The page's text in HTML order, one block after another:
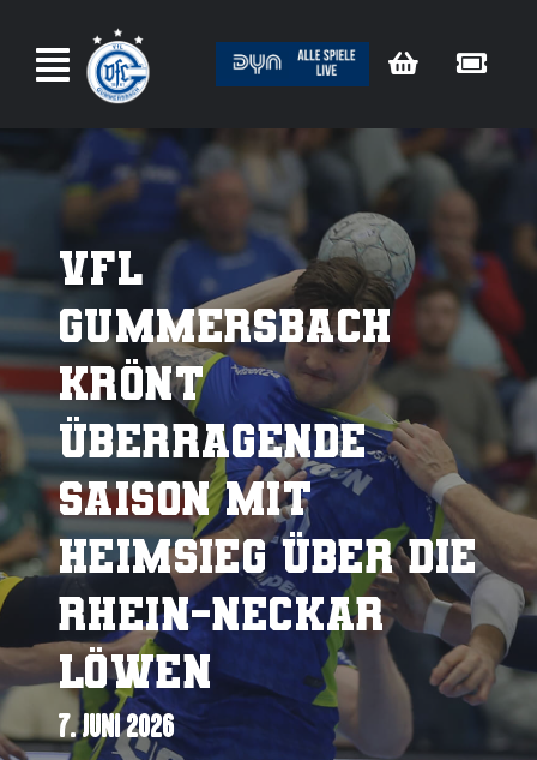
Inhalt
springen
VfL
Gummersbach
krönt
überragende
Saison mit
Heimsieg über die
Rhein-Neckar
Löwen
7. JUNI 2026